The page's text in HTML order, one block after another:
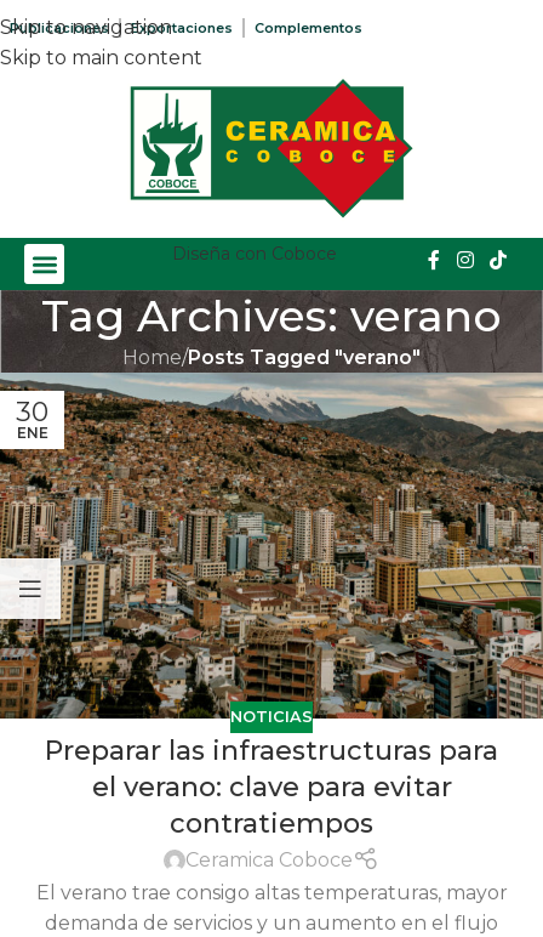
Skip to navigation
Skip to main content
Publicaciones Exportaciones Complementos
Diseña con Coboce
Tag Archives: verano
Home/Posts Tagged "verano"
30
ENE
NOTICIAS
Preparar las infraestructuras para
el verano: clave para evitar
contratiempos
Ceramica Coboce
El verano trae consigo altas temperaturas, mayor
demanda de servicios y un aumento en el flujo